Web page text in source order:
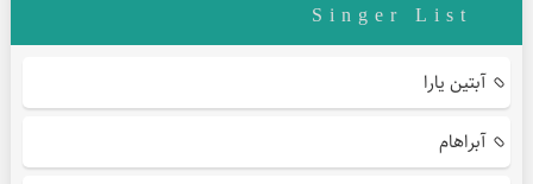
Singer List
آبتین یارا
آبراهام